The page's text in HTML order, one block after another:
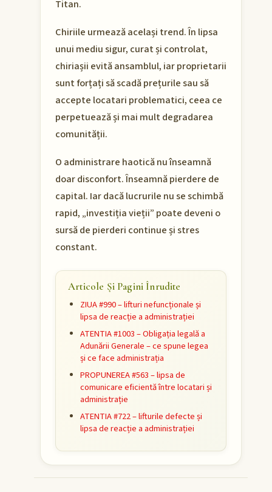
Titan.
Chiriile urmează același trend. În lipsa
unui mediu sigur, curat și controlat,
chiriașii evită ansamblul, iar proprietarii
sunt forțați să scadă prețurile sau să
accepte locatari problematici, ceea ce
perpetuează și mai mult degradarea
comunității.
O administrare haotică nu înseamnă
doar disconfort. Înseamnă pierdere de
capital. Iar dacă lucrurile nu se schimbă
rapid, „investiția vieții” poate deveni o
sursă de pierderi continue și stres
constant.
Articole Și Pagini Înrudite
ZIUA #990 – lifturi nefuncționale și
lipsa de reacție a administrației
ATENTIA #1003 – Obligația legală a
Adunării Generale – ce spune legea
și ce face administrația
PROPUNEREA #563 – lipsa de
comunicare eficientă între locatari și
administrație
ATENTIA #722 – lifturile defecte și
lipsa de reacție a administrației